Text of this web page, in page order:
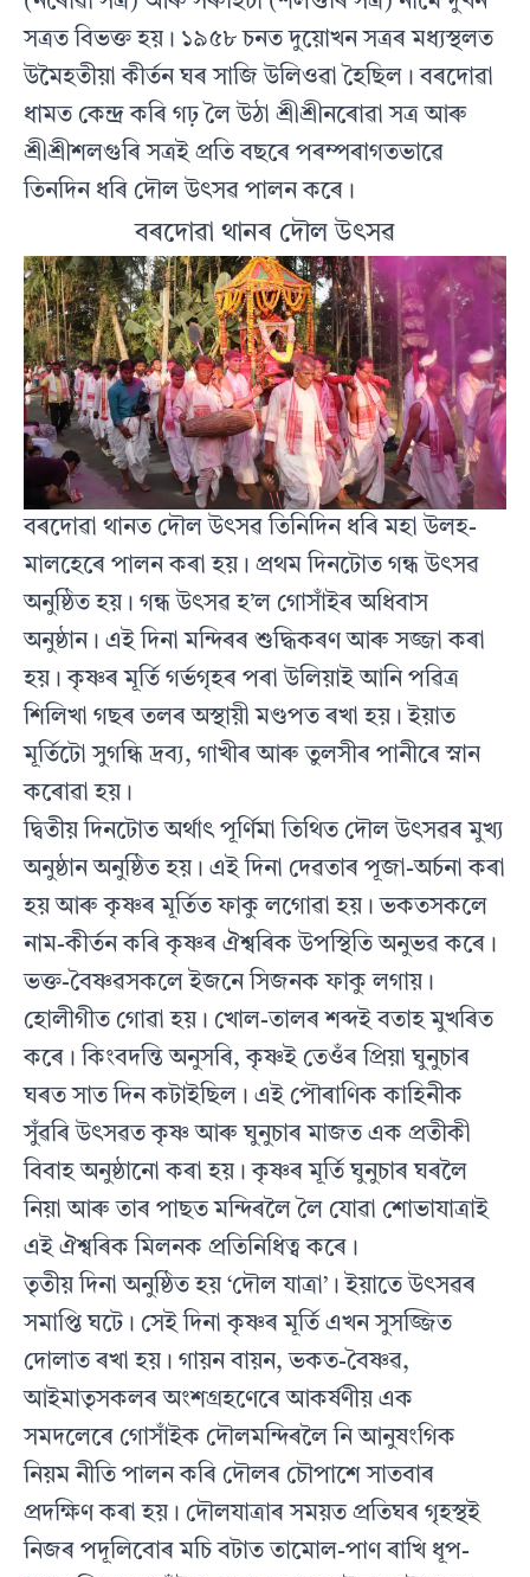
সত্ৰত বিভক্ত হয়। ১৯৫৮ চনত দুয়োখন সত্ৰৰ মধ্যস্থলত
উমৈহতীয়া কীৰ্তন ঘৰ সাজি উলিওৱা হৈছিল। বৰদোৱা
ধামত কেন্দ্ৰ কৰি গঢ় লৈ উঠা শ্ৰীশ্ৰীনৰোৱা সত্ৰ আৰু
শ্ৰীশ্ৰীশলগুৰি সত্ৰই প্ৰতি বছৰে পৰম্পৰাগতভাৱে
তিনদিন ধৰি দৌল উৎসৱ পালন কৰে।
বৰদোৱা থানৰ দৌল উৎসৱ
বৰদোৱা থানত দৌল উৎসৱ তিনিদিন ধৰি মহা উলহ-
মালহেৰে পালন কৰা হয়। প্ৰথম দিনটোত গন্ধ উৎসৱ
অনুষ্ঠিত হয়। গন্ধ উৎসৱ হ’ল গোসাঁইৰ অধিবাস
অনুষ্ঠান। এই দিনা মন্দিৰৰ শুদ্ধিকৰণ আৰু সজ্জা কৰা
হয়। কৃষ্ণৰ মূৰ্তি গৰ্ভগৃহৰ পৰা উলিয়াই আনি পৱিত্ৰ
শিলিখা গছৰ তলৰ অস্থায়ী মণ্ডপত ৰখা হয়। ইয়াত
মূৰ্তিটো সুগন্ধি দ্ৰব্য, গাখীৰ আৰু তুলসীৰ পানীৰে স্নান
কৰোৱা হয়।
দ্বিতীয় দিনটোত অৰ্থাৎ পূৰ্ণিমা তিথিত দৌল উৎসৱৰ মুখ্য
অনুষ্ঠান অনুষ্ঠিত হয়। এই দিনা দেৱতাৰ পূজা-অৰ্চনা কৰা
হয় আৰু কৃষ্ণৰ মূৰ্তিত ফাকু লগোৱা হয়। ভকতসকলে
নাম-কীৰ্তন কৰি কৃষ্ণৰ ঐশ্বৰিক উপস্থিতি অনুভৱ কৰে।
ভক্ত-বৈষ্ণৱসকলে ইজনে সিজনক ফাকু লগায়।
হোলীগীত গোৱা হয়। খোল-তালৰ শব্দই বতাহ মুখৰিত
কৰে। কিংবদন্তি অনুসৰি, কৃষ্ণই তেওঁৰ প্ৰিয়া ঘুনুচাৰ
ঘৰত সাত দিন কটাইছিল। এই পৌৰাণিক কাহিনীক
সুঁৱৰি উৎসৱত কৃষ্ণ আৰু ঘুনুচাৰ মাজত এক প্ৰতীকী
বিবাহ অনুষ্ঠানো কৰা হয়। কৃষ্ণৰ মূৰ্তি ঘুনুচাৰ ঘৰলৈ
নিয়া আৰু তাৰ পাছত মন্দিৰলৈ লৈ যোৱা শোভাযাত্ৰাই
এই ঐশ্বৰিক মিলনক প্ৰতিনিধিত্ব কৰে।
তৃতীয় দিনা অনুষ্ঠিত হয় ‘দৌল যাত্ৰা’। ইয়াতে উৎসৱৰ
সমাপ্তি ঘটে। সেই দিনা কৃষ্ণৰ মূৰ্তি এখন সুসজ্জিত
দোলাত ৰখা হয়। গায়ন বায়ন, ভকত-বৈষ্ণৱ,
আইমাতৃসকলৰ অংশগ্ৰহণেৰে আকৰ্ষণীয় এক
সমদলেৰে গোসাঁইক দৌলমন্দিৰলৈ নি আনুষংগিক
নিয়ম নীতি পালন কৰি দৌলৰ চৌপাশে সাতবাৰ
প্ৰদক্ষিণ কৰা হয়। দৌলযাত্ৰাৰ সময়ত প্ৰতিঘৰ গৃহস্থই
নিজৰ পদূলিবোৰ মচি বটাত তামোল-পাণ ৰাখি ধূপ-